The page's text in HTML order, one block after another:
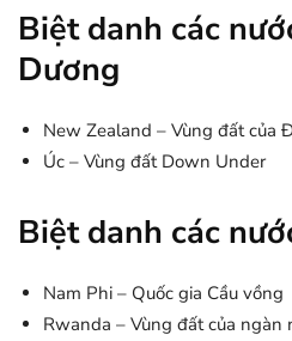
Biệt danh các
Dương
New Zealand – Vùng đất của
Úc – Vùng đất Down Under
Biệt danh các
Nam Phi – Quốc gia Cầu vồng
Rwanda – Vùng đất của ngàn